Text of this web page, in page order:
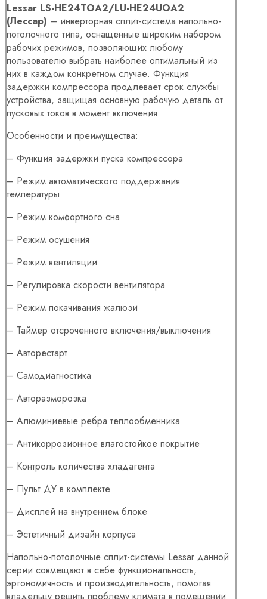
Lessar LS-HE24TOA2/LU-HE24UOA2
(Лессар) – инверторная сплит-система напольно-
потолочного типа, оснащенные широким набором
рабочих режимов, позволяющих любому
пользователю выбрать наиболее оптимальный из
них в каждом конкретном случае. Функция
задержки компрессора продлевает срок службы
устройства, защищая основную рабочую деталь от
пусковых токов в момент включения.
Особенности и преимущества:
– Функция задержки пуска компрессора
– Режим автоматического поддержания
температуры
– Режим комфортного сна
– Режим осушения
– Режим вентиляции
– Регулировка скорости вентилятора
– Режим покачивания жалюзи
– Таймер отсроченного включения/выключения
– Авторестарт
– Самодиагностика
– Авторазморозка
– Алюминиевые ребра теплообменника
– Антикоррозионное влагостойкое покрытие
– Контроль количества хладагента
– Пульт ДУ в комплекте
– Дисплей на внутреннем блоке
– Эстетичный дизайн корпуса
Напольно-потолочные сплит-системы Lessar данной
серии совмещают в себе функциональность,
эргономичность и производительность, помогая
владельцу решить проблему климата в помещении